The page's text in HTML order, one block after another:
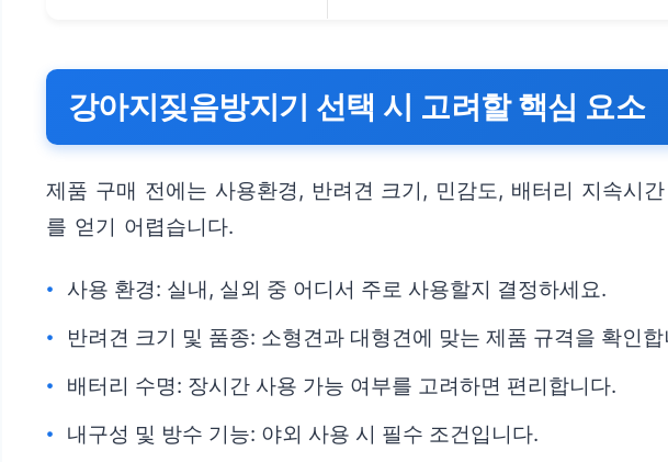
강아지짖음방지기 선택 시 고려할 핵심 요소
제품 구매 전에는 사용환경, 반려견 크기, 민감도, 배터리 지속시
를 얻기 어렵습니다.
사용 환경: 실내, 실외 중 어디서 주로 사용할지 결정하세요.
반려견 크기 및 품종: 소형견과 대형견에 맞는 제품 규격을 확인합
배터리 수명: 장시간 사용 가능 여부를 고려하면 편리합니다.
내구성 및 방수 기능: 야외 사용 시 필수 조건입니다.